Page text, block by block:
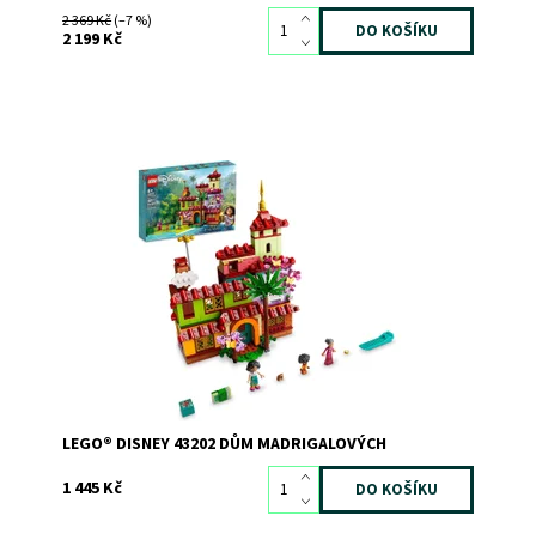
2 369 Kč(–7 %)
2 199 Kč
Překvapte barevným modelem domu Madrigalových z
filmu Encanto studia Disney, včetně 2 minipanenek,
mikropanenky a celé řady doplňků.
Skladem3
10779
LEGO
LEGO® DISNEY 43202 DŮM MADRIGALOVÝCH
1 445 Kč